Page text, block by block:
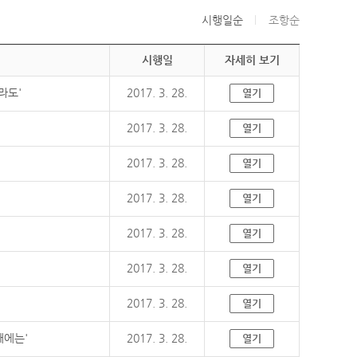
시행일순 조항순
시행일 자세히 보기
도' 2017. 3. 28. 열기
2017. 3. 28. 열기
2017. 3. 28. 열기
2017. 3. 28. 열기
2017. 3. 28. 열기
2017. 3. 28. 열기
2017. 3. 28. 열기
에는' 2017. 3. 28. 열기